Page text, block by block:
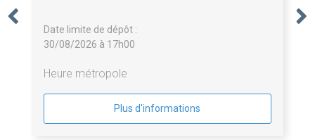
Date limite de dépôt :
30/08/2026 à 17h00
Heure métropole
Plus d'informations